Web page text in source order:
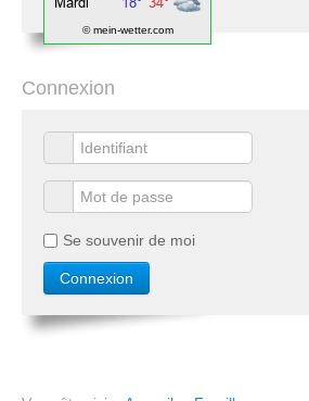
© mein-wetter.com
Connexion
Se souvenir de moi